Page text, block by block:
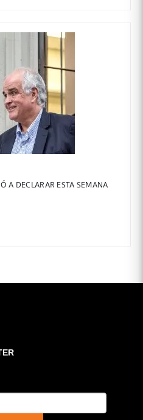
A DECLARAR ESTA SEMANA